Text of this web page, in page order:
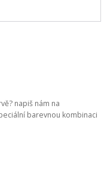
napiš nám na
barevnou kombinaci